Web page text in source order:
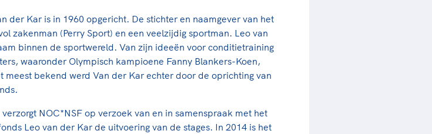
der Kar is in 1960 opgericht. De stichter en naamgever van het
zakenman (Perry Sport) en een veelzijdig sportman. Leo van
binnen de sportwereld. Van zijn ideeën voor conditietraining
waaronder Olympisch kampioene Fanny Blankers-Koen,
meest bekend werd Van der Kar echter door de oprichting van
NOC*NSF op verzoek van en in samenspraak met het
Leo van der Kar de uitvoering van de stages. In 2014 is het